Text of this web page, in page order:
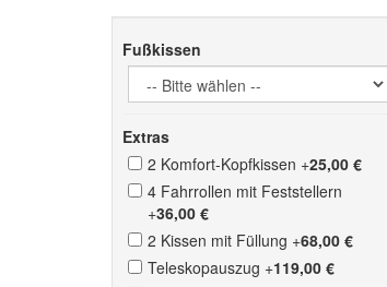
Fußkissen
Extras
2 Komfort-Kopfkissen +25,00 €
4 Fahrrollen mit Feststellern
+36,00 €
2 Kissen mit Füllung +68,00 €
Teleskopauszug +119,00 €